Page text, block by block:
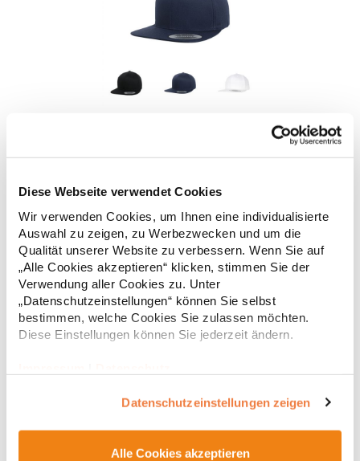
Diese Webseite verwendet Cookies
Wir verwenden Cookies, um Ihnen eine individualisierte
Auswahl zu zeigen, zu Werbezwecken und um die
Qualität unserer Website zu verbessern. Wenn Sie auf
„Alle Cookies akzeptieren“ klicken, stimmen Sie der
Verwendung aller Cookies zu. Unter
„Datenschutzeinstellungen“ können Sie selbst
bestimmen, welche Cookies Sie zulassen möchten.
Diese Einstellungen können Sie jederzeit ändern.
Datenschutzeinstellungen zeigen
Alle Cookies akzeptieren
VerschlussMaterialzusammensetzung: 98% Baumwolle / 2%
6089OCHersteller: TB International GmbH Dr.-Robert-Murjahn-
Str. 7 64372 Ober-Ramstadt Deutschland E-Mail: info@tbint.de
14,86 € *
* Preise inkl. gesetzlicher Mwst. +Versandkosten *